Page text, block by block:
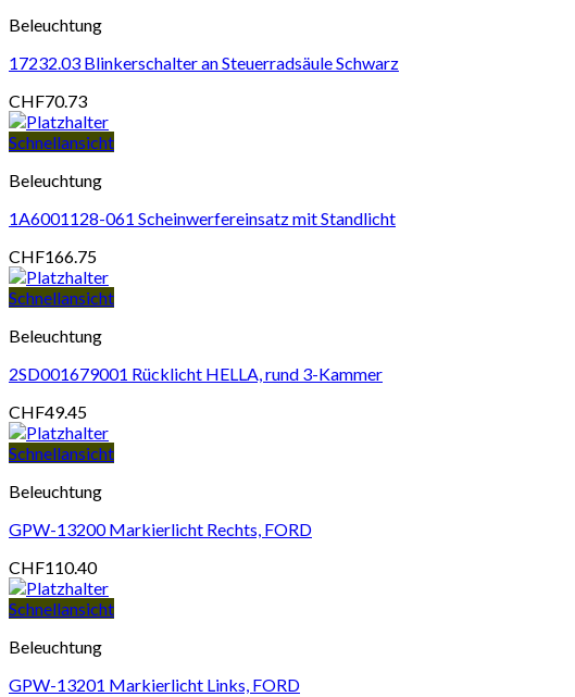
Beleuchtung
17232.03 Blinkerschalter an Steuerradsäule Schwarz
CHF70.73
Schnellansicht
Beleuchtung
1A6001128-061 Scheinwerfereinsatz mit Standlicht
CHF166.75
Schnellansicht
Beleuchtung
2SD001679001 Rücklicht HELLA, rund 3-Kammer
CHF49.45
Schnellansicht
Beleuchtung
GPW-13200 Markierlicht Rechts, FORD
CHF110.40
Schnellansicht
Beleuchtung
GPW-13201 Markierlicht Links, FORD